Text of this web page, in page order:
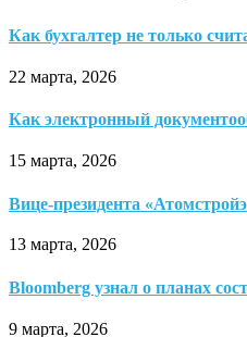
Как бухгалтер не только
22 марта, 2026
Как электронный
15 марта, 2026
Вице-президента
13 марта, 2026
Bloomberg узнал о планах
9 марта, 2026